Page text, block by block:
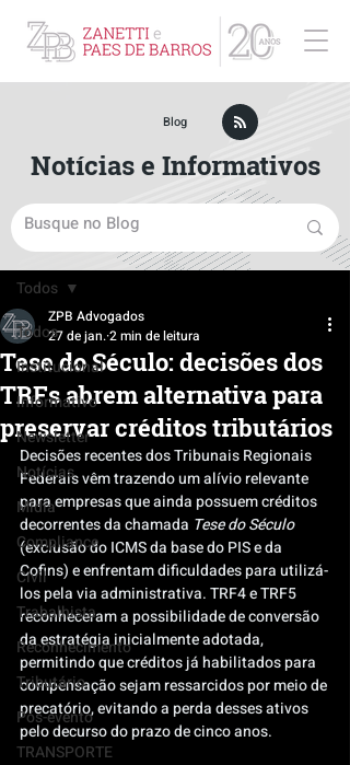
Post
Todos
Institucional
Informativo
Newsletter
Notícias
Mídia
Compliance
Civil
Trabalhista
Reconhecimento
Tributário
Pós-evento
TRANSPORTE
Todos
Tese do Século: decisões dos
TRFs abrem alternativa para
preservar créditos tributários
ZPB Advogados
27 de jan.2 min de leitura
Decisões recentes dos Tribunais Regionais
Federais vêm trazendo um alívio relevante
para empresas que ainda possuem créditos
decorrentes da chamada Tese do Século
(exclusão do ICMS da base do PIS e da
Cofins) e enfrentam dificuldades para utilizá-
los pela via administrativa. TRF4 e TRF5
reconheceram a possibilidade de conversão
da estratégia inicialmente adotada,
permitindo que créditos já habilitados para
compensação sejam ressarcidos por meio de
precatório, evitando a perda desses ativos
pelo decurso do prazo de cinco anos.
Blog
Notícias e Informativos